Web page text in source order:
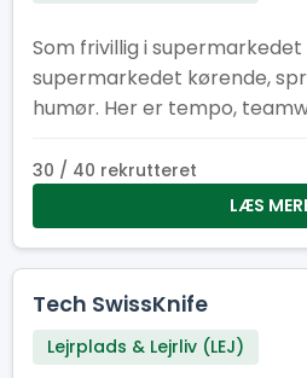
Som frivillig i
supermarkedet kørende,
humør. Her er tempo,
hylderne er fyldt med energi
30 / 40 rekrutteret
LÆS
Tech SwissKnife
Lejrplads & Lejrliv (LEJ)